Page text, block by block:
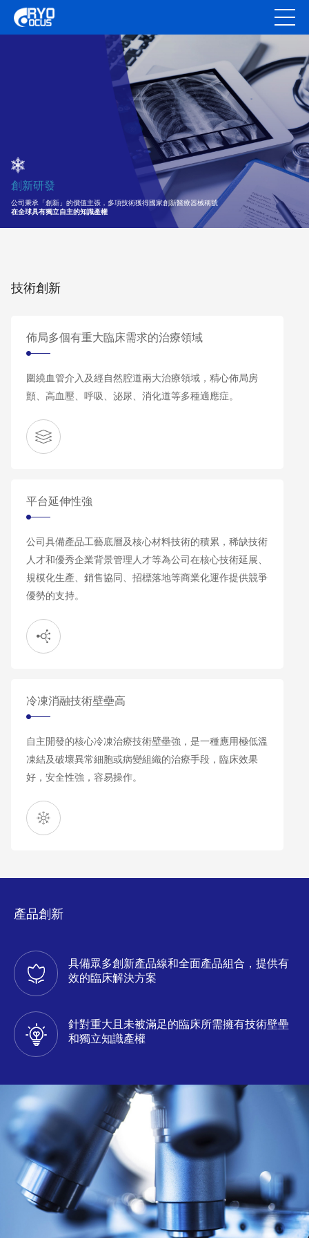
創新研發
公司秉承「創新」的價值主張，多項技術獲得國家創新醫療器械稱號
在全球具有獨立自主的知識產權
技術創新
佈局多個有重大臨床需求的治療領域
圍繞血管介入及經自然腔道兩大治療領域，精心佈局房
顫、高血壓、呼吸、泌尿、消化道等多種適應症。
平台延伸性強
公司具備產品工藝底層及核心材料技術的積累，稀缺技術
人才和優秀企業背景管理人才等為公司在核心技術延展、
規模化生產、銷售協同、招標落地等商業化運作提供競爭
優勢的支持。
冷凍消融技術壁壘高
自主開發的核心冷凍治療技術壁壘強，是一種應用極低溫
凍結及破壞異常細胞或病變組織的治療手段，臨床效果
好，安全性強，容易操作。
產品創新
具備眾多創新產品線和全面產品組合，提供有
效的臨床解決方案
針對重大且未被滿足的臨床所需擁有技術壁壘
和獨立知識產權